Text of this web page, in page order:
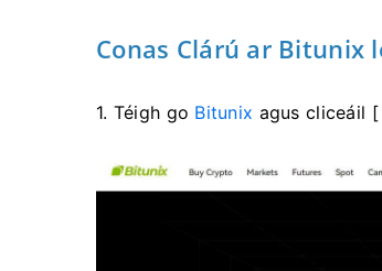
Conas Clárú ar Bitunix
1. Téigh go Bitunix agus cliceáil [